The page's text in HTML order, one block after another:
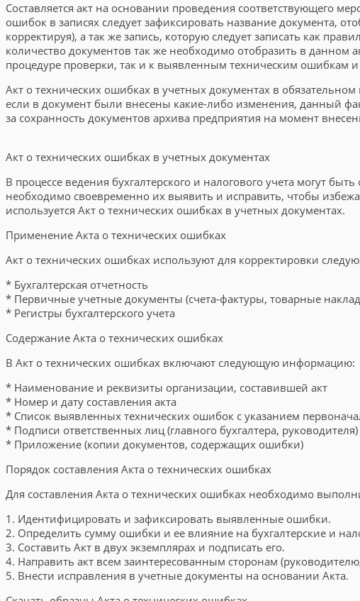
Составляется акт на основании проведения соответствующего
ошибок в записях следует зафиксировать название документа,
корректируя), а так же запись, которую следует записать как
количество документов так же необходимо отобразить в данном
процедуре проверки, так и к выявленным техническим ошибкам и
Акт о технических ошибках в учетных документах в
если в документ были внесены какие-либо изменения, данный
за сохранность документов архива предприятия на момент
Акт о технических ошибках в учетных документах
В процессе ведения бухгалтерского и налогового учета могут
необходимо своевременно их выявить и исправить, чтобы
используется Акт о технических ошибках в учетных документах.
Применение Акта о технических ошибках
Акт о технических ошибках используют для корректировки
* Бухгалтерская отчетность
* Первичные учетные документы (счета-фактуры, товарные
* Регистры бухгалтерского учета
Содержание Акта о технических ошибках
В Акт о технических ошибках включают следующую информацию:
* Наименование и реквизиты организации, составившей акт
* Номер и дату составления акта
* Список выявленных технических ошибок с указанием
* Подписи ответственных лиц (главного бухгалтера, руководителя)
* Приложение (копии документов, содержащих ошибки)
Порядок составления Акта о технических ошибках
Для составления Акта о технических ошибках необходимо
1. Идентифицировать и зафиксировать выявленные ошибки.
2. Определить сумму ошибки и ее влияние на бухгалтерские и
3. Составить Акт в двух экземплярах и подписать его.
4. Направить акт всем заинтересованным сторонам
5. Внести исправления в учетные документы на основании Акта.